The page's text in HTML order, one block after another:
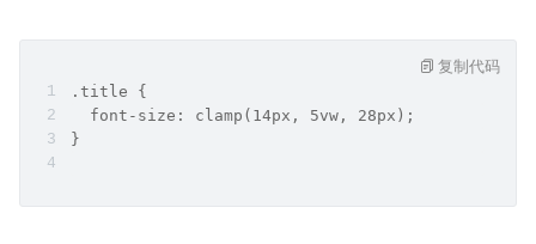
.title {
  font-size: clamp(14px, 5vw, 28px);
}
复制代码